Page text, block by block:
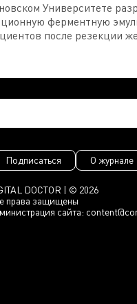
Университете
ферментную
после резекции
DOCTOR | © 2026
права защищены
сайта:
Подписаться О журнале